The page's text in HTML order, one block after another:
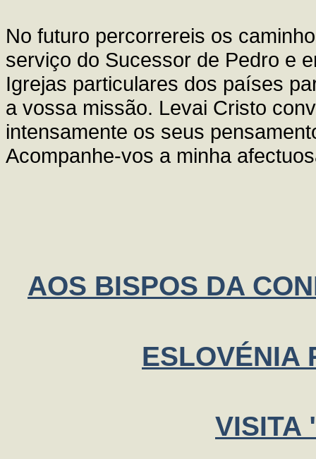
No futuro percorrereis os
serviço do Sucessor de Pedro e
Igrejas particulares dos países
a vossa missão. Levai Cristo
intensamente os seus
Acompanhe-vos a minha
AOS BISPOS DA
ESLOVÉNIA
VISITA